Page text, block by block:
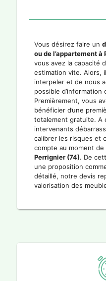
Vous désirez faire un
ou de l’appartement à
vous avez la capacité
estimation vite. Alors,
interpeler et de nous
possible
Premièrement, vous
bénéficier d’une
totalement gratuite. A
intervenants
calibrer les risques et
compte au moment de
Perrignier (74). De
une proposition
détaillé, notre devis
valorisation des